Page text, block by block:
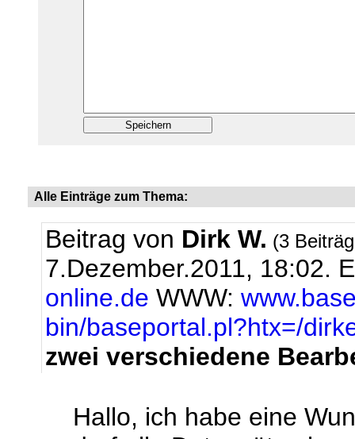
Alle Einträge zum Thema:
Beitrag von Dirk W. (3
7.Dezember.2011, 18:02.
online.de WWW:
bin/baseportal.pl?htx=/
zwei verschiedene
Hallo, ich habe eine